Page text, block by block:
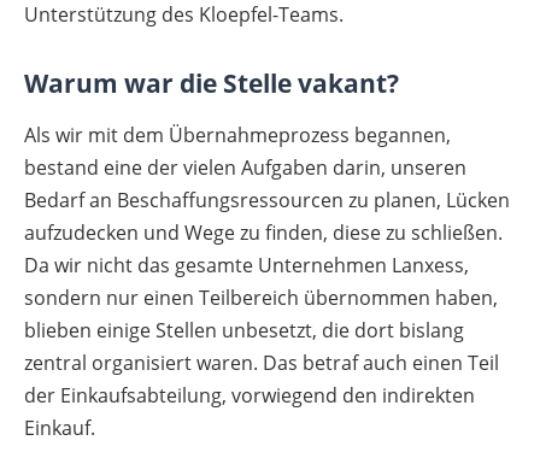
Unterstützung des Kloepfel-Teams.
Warum war die Stelle vakant?
Als wir mit dem Übernahmeprozess begannen,
bestand eine der vielen Aufgaben darin, unseren
Bedarf an Beschaffungsressourcen zu planen, Lücken
aufzudecken und Wege zu finden, diese zu schließen.
Da wir nicht das gesamte Unternehmen Lanxess,
sondern nur einen Teilbereich übernommen haben,
blieben einige Stellen unbesetzt, die dort bislang
zentral organisiert waren. Das betraf auch einen Teil
der Einkaufsabteilung, vorwiegend den indirekten
Einkauf.